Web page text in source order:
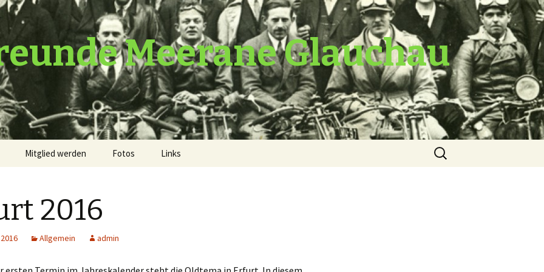
Meerane Glauchau
Mitglied werden Fotos Links
Suche
nach:
2016
Allgemein admin